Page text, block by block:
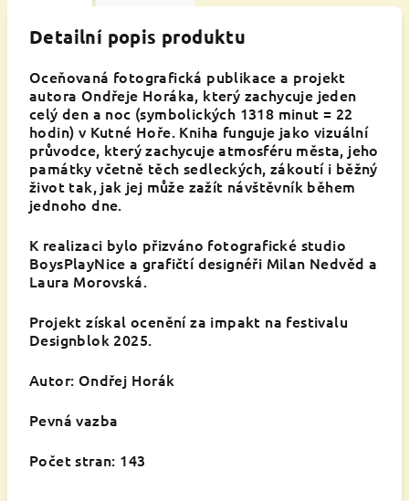
Detailní popis produktu
Oceňovaná fotografická publikace a projekt
autora Ondřeje Horáka, který zachycuje jeden
celý den a noc (symbolických 1318 minut = 22
hodin) v Kutné Hoře. Kniha funguje jako vizuální
průvodce, který zachycuje atmosféru města, jeho
památky včetně těch sedleckých, zákoutí i běžný
život tak, jak jej může zažít návštěvník během
jednoho dne.
K realizaci bylo přizváno fotografické studio
BoysPlayNice a grafičtí designéři Milan Nedvěd a
Laura Morovská.
Projekt získal ocenění za impakt na festivalu
Designblok 2025.
Autor: Ondřej Horák
Pevná vazba
Počet stran: 143